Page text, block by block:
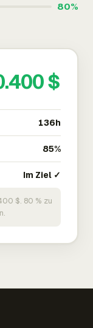
80%
$
136h
85%
Im Ziel ✓
$. 80 % zu